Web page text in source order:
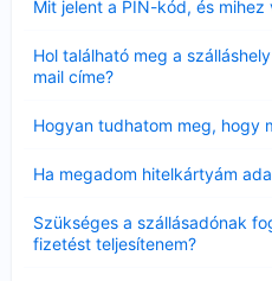
Mit jelent a PIN-kód, és mihez
Hol található meg a
mail címe?
Hogyan tudhatom meg, hogy
Ha megadom hitelkártyám
Szükséges a szállásadónak
fizetést teljesítenem?